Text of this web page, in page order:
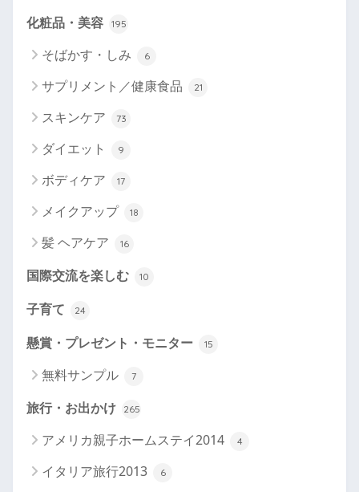
化粧品・美容 195
そばかす・しみ 6
サプリメント／健康食品 21
スキンケア 73
ダイエット 9
ボディケア 17
メイクアップ 18
髪 ヘアケア 16
国際交流を楽しむ 10
子育て 24
懸賞・プレゼント・モニター 15
無料サンプル 7
旅行・お出かけ 265
アメリカ親子ホームステイ2014 4
イタリア旅行2013 6